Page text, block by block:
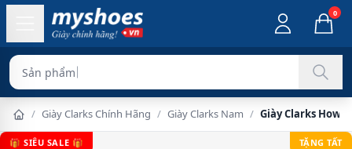
0
Sản phẩm chính hãng
/ Giày Clarks Chính Hãng / Giày Clarks Nam / Giày Clarks
🎁 SIÊU SALE 🎁 TẶNG TẤT